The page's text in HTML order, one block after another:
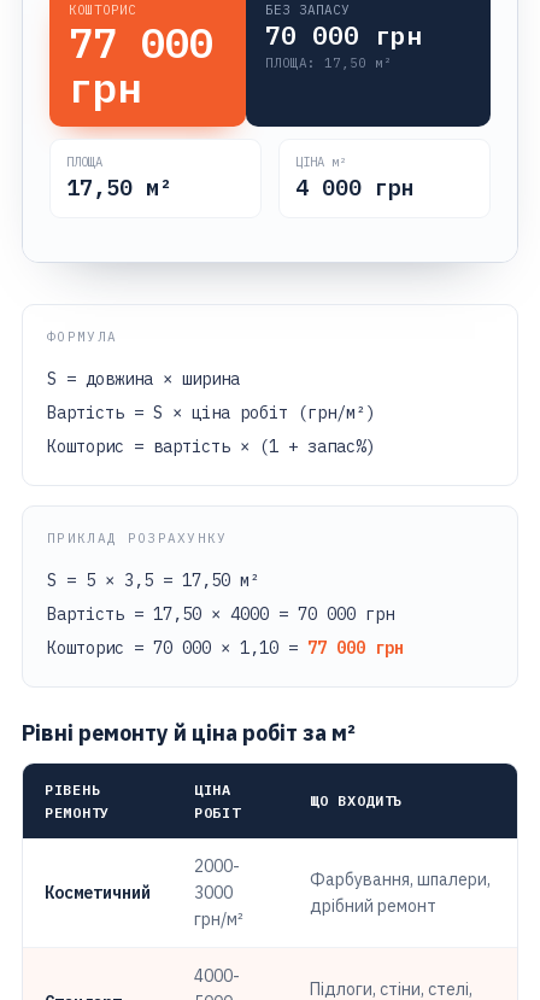
КОШТОРИС
77 000
грн
БЕЗ ЗАПАСУ
70 000 грн
ПЛОЩА: 17,50 м²
ПЛОЩА
17,50 м²
ЦІНА м²
4 000 грн
ФОРМУЛА
S = довжина × ширина
Вартість = S × ціна робіт (грн/м²)
Кошторис = вартість × (1 + запас%)
ПРИКЛАД РОЗРАХУНКУ
S = 5 × 3,5 = 17,50 м²
Вартість = 17,50 × 4000 = 70 000 грн
Кошторис = 70 000 × 1,10 = 77 000 грн
Рівні ремонту й ціна робіт за м²
РІВЕНЬ
РЕМОНТУ
ЦІНА
РОБІТ
ЩО ВХОДИТЬ
Косметичний
2000-
3000
грн/м²
Фарбування, шпалери,
дрібний ремонт
4000-
Підлоги, стіни, стелі,